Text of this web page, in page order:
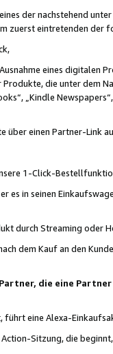
der nachstehend
zuerst eintretenden der
eines digitalen
die unter dem
„Kindle
einen Partner-Link
1-Click-
es in seinen
durch Streaming oder
dem Kauf an den
die eine
eine Alexa-
Sitzung, die